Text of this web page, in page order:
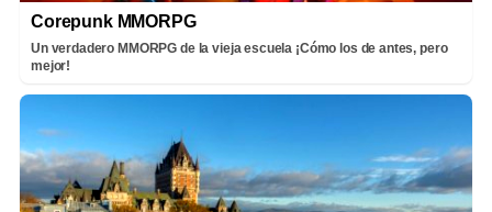
Corepunk MMORPG
Un verdadero MMORPG de la vieja escuela ¡Cómo los de antes, pero
mejor!